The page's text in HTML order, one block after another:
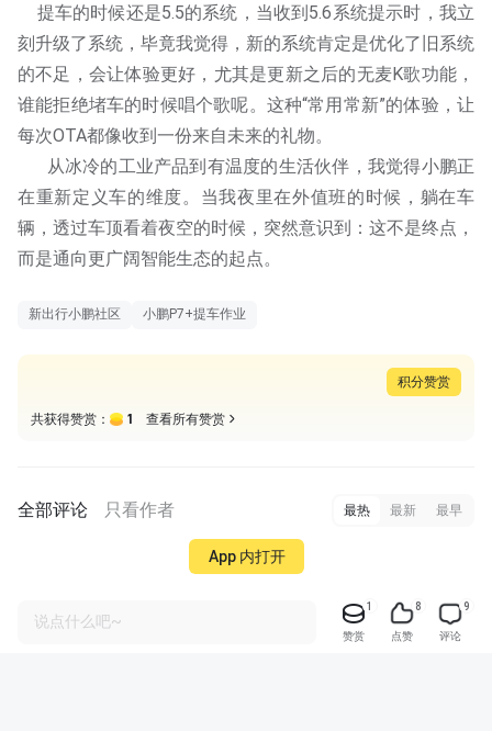
提车的时候还是5.5的系统，当收到5.6系统提示时，我立
刻升级了系统，毕竟我觉得，新的系统肯定是优化了旧系统
的不足，会让体验更好，尤其是更新之后的无麦K歌功能，
谁能拒绝堵车的时候唱个歌呢。这种“常用常新”的体验，让
每次OTA都像收到一份来自未来的礼物。
从冰冷的工业产品到有温度的生活伙伴，我觉得小鹏正
在重新定义车的维度。当我夜里在外值班的时候，躺在车
辆，透过车顶看着夜空的时候，突然意识到：这不是终点，
而是通向更广阔智能生态的起点。
新出行小鹏社区 小鹏P7+提车作业
积分赞赏
共获得赞赏： 1 查看所有赞赏
全部评论 只看作者 最热 最新 最早
App 内打开
说点什么吧~
1
赞赏
8
点赞
9
评论